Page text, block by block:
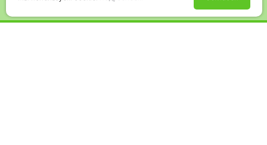
Войти Избранное Корзина